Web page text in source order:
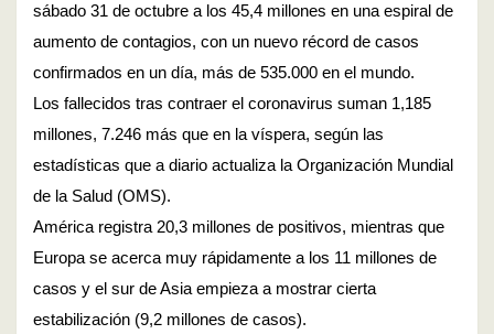
sábado 31 de octubre a los 45,4 millones en una espiral de
aumento de contagios, con un nuevo récord de casos
confirmados en un día, más de 535.000 en el mundo.
Los fallecidos tras contraer el coronavirus suman 1,185
millones, 7.246 más que en la víspera, según las
estadísticas que a diario actualiza la Organización Mundial
de la Salud (OMS).
América registra 20,3 millones de positivos, mientras que
Europa se acerca muy rápidamente a los 11 millones de
casos y el sur de Asia empieza a mostrar cierta
estabilización (9,2 millones de casos).